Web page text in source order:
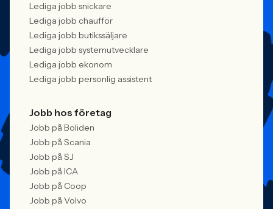
Lediga jobb snickare
Lediga jobb chaufför
Lediga jobb butikssäljare
Lediga jobb systemutvecklare
Lediga jobb ekonom
Lediga jobb personlig assistent
Jobb hos företag
Jobb på Boliden
Jobb på Scania
Jobb på SJ
Jobb på ICA
Jobb på Coop
Jobb på Volvo